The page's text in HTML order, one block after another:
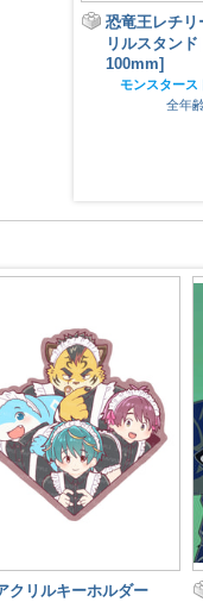
恐竜王レチ
リルスタン
100mm]
モンスタース
全年
薬味忍法帖ぬいぐるみ3忍